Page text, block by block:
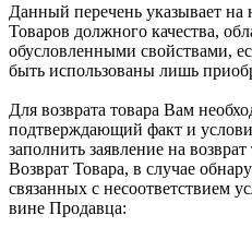
Данный перечень указывает на
Товаров должного качества,
обусловленными свойствами,
быть использованы лишь
Для возврата товара Вам
подтверждающий факт и
заполнить заявление на возврат
Возврат Товара, в случае
связанных с несоответствием
вине Продавца: